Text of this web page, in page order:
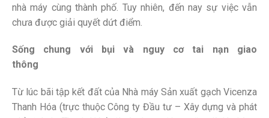
nhà máy cùng thành phố. Tuy nhiên, đến nay sự việc vẫn
chưa được giải quyết dứt điểm.
Sống chung với bụi và nguy cơ tai nạn giao
thông
Từ lúc bãi tập kết đất của Nhà máy Sản xuất gạch Vicenza
Thanh Hóa (trực thuộc Công ty Đầu tư – Xây dựng và phát